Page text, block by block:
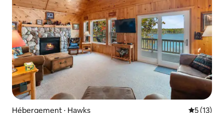
Hébergement ⋅ Hawks
5 (13)